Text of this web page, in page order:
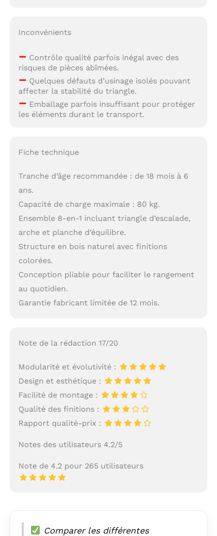
Inconvénients
– Contrôle qualité parfois inégal avec des
risques de pièces abîmées.
– Quelques défauts d’usinage isolés pouvant
affecter la stabilité du triangle.
– Emballage parfois insuffisant pour protéger
les éléments durant le transport.
Fiche technique
Tranche d’âge recommandée : de 18 mois à 6
ans.
Capacité de charge maximale : 80 kg.
Ensemble 8-en-1 incluant triangle d’escalade,
arche et planche d’équilibre.
Structure en bois naturel avec finitions
colorées.
Conception pliable pour faciliter le rangement
au quotidien.
Garantie fabricant limitée de 12 mois.
Note de la rédaction 17/20
Modularité et évolutivité :
Design et esthétique :
Facilité de montage :
Qualité des finitions :
Rapport qualité-prix :
Notes des utilisateurs 4.2/5
Note de 4.2 pour 265 utilisateurs
Comparer les différentes